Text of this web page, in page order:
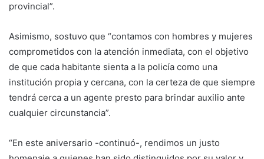
provincial”.
Asimismo, sostuvo que “contamos con hombres y mujeres
comprometidos con la atención inmediata, con el objetivo
de que cada habitante sienta a la policía como una
institución propia y cercana, con la certeza de que siempre
tendrá cerca a un agente presto para brindar auxilio ante
cualquier circunstancia”.
“En este aniversario -continuó-, rendimos un justo